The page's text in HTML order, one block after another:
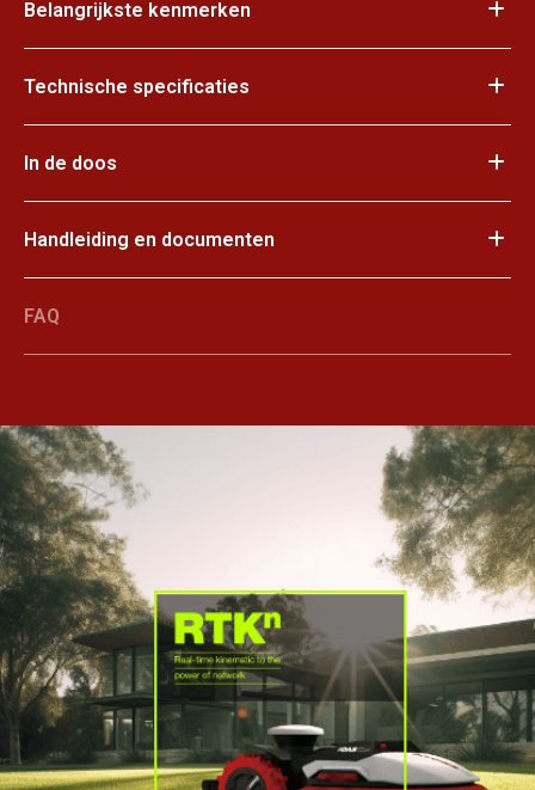
Belangrijkste kenmerken
Technische specificaties
In de doos
Handleiding en documenten
FAQ